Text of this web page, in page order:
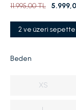
11.995,00 TL
2 ve üzeri sepette
Beden
XS